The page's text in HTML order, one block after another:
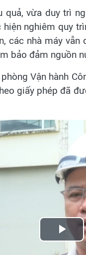
vừa duy trì
nghiêm quy
các nhà máy
bảo đảm nguồn
Vận hành
giấy phép đã